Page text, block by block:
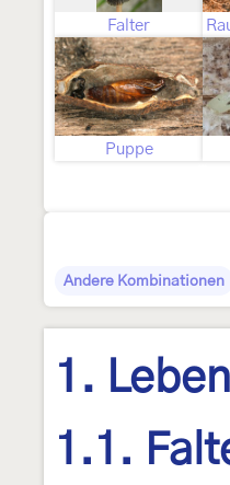
Falter
Puppe
Andere Kombinationen
1.
1.1.